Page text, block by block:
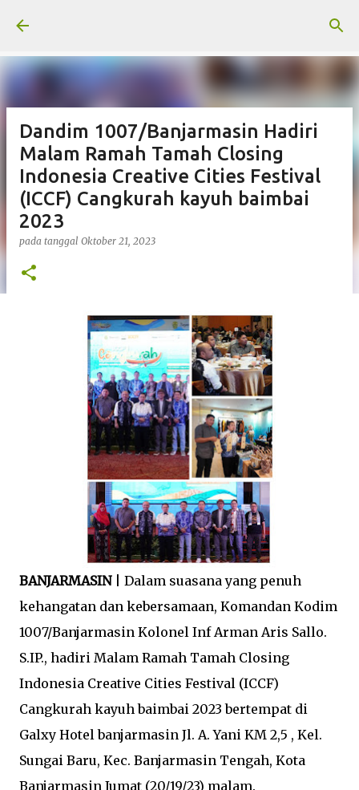
Dandim 1007/Banjarmasin Hadiri
Malam Ramah Tamah Closing
Indonesia Creative Cities Festival
(ICCF) Cangkurah kayuh baimbai
2023
pada tanggal Oktober 21, 2023
BANJARMASIN| Dalam suasana yang penuh
kehangatan dan kebersamaan, Komandan Kodim
1007/Banjarmasin Kolonel Inf Arman Aris Sallo.
S.IP., hadiri Malam Ramah Tamah Closing
Indonesia Creative Cities Festival (ICCF)
Cangkurah kayuh baimbai 2023 bertempat di
Galxy Hotel banjarmasin Jl. A. Yani KM 2,5 , Kel.
Sungai Baru, Kec. Banjarmasin Tengah, Kota
Banjarmasin Jumat (20/19/23) malam.